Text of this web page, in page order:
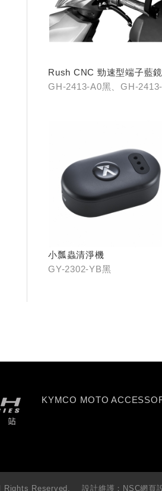
Rush CNC 勁速型端子藍鏡
(黑/銀/鈦)
GH-2413-A0黑、GH-2413-
小瓢蟲清淨機
GY-2302-YB黑
KYMCO MOTO
Rights Reserved. 設計維護： NSC網頁